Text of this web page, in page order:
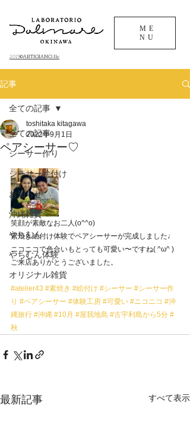
​2013©ARTIGIANO.llc
ME
NU
記事
全ての記事
シーサー作り
シーサー絵付け
お知らせ
沖縄雑貨
やちむん
やちむん体験
オリジナル雑貨
全ての記事
ペアシーサー♡
toshitaka kitagawa
2022年9月1日
笑顔が素敵なお二人(o^^o)
素焼き絵付け体験でペアシーサーが完成しました♩
ニコニコで色合いもとっても可愛い〜ですね( ^ω^ )
ご来店ありがとうございました。
#atelier43 #素焼き #絵付け #シーサー #シーサー作
り #ペアシーサー #体験工房 #可愛い #ニコニコ #沖
縄旅行 #沖縄 #10月 #屋我地島 #古宇利島から5分 #
秋
最新記事 すべて表示